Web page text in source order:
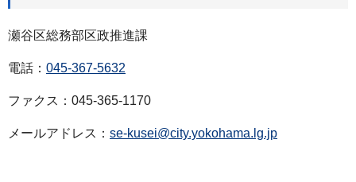
瀬谷区総務部区政推進課
電話： 045-367-5632
ファクス：045-365-1170
メールアドレス： se-kusei@city.yokohama.lg.jp